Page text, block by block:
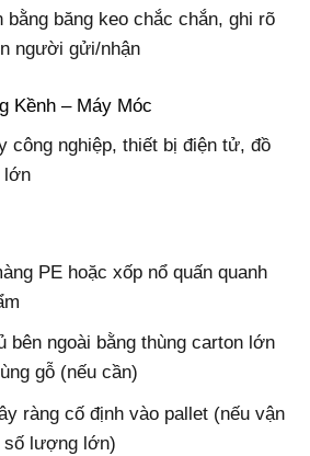
bằng băng keo chắc chắn, ghi rõ
người gửi/nhận
Kềnh – Máy Móc
công nghiệp, thiết bị điện tử, đồ
lớn
PE hoặc xốp nổ quấn quanh
bên ngoài bằng thùng carton lớn
gỗ (nếu cần)
ràng cố định vào pallet (nếu vận
số lượng lớn)